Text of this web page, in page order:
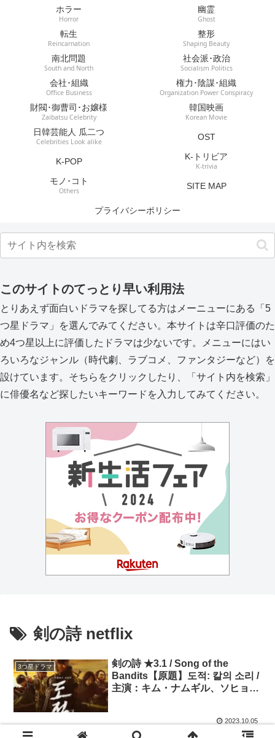
ホラー
Horror
幽霊
Ghost
転生
Reincarnation
整形
Shaping Beauty
南北問題
South and North
社会派･政治
Socialism Politics
会社･組織
Office Business
権力･陰謀･組織
Organization Power Conspiracy
財閥･御曹司･お嬢様
Zaibatsu Celebrity
韓国映画
Korean Movie
日韓芸能人 瓜二つ
Celebrities Look alike OST
K-POP K-トリビア
K-trivia
モノ･コト
Others SITE MAP
プライバシーポリシー
このサイトのてっとり早い利用法
とりあえず面白いドラマを探してる方はメーニューにある「5
つ星ドラマ」を選んでみてください。本サイトは辛口評価のた
め4つ星以上に評価したドラマは少ないです。メニューにはい
ろいろなジャンル（時代劇、ラブコメ、ファンタジーなど）を
設けています。そちらをクリックしたり、「サイト内を検索」
に俳優名など探したいキーワードを入力してみてください。
剣の詩 netflix
3つ星ドラマ
剣の詩 ★3.1 / Song of the
Bandits【原題】도적: 칼의 소리 /
主演：キム・ナムギル、ソヒョ
2023.10.05